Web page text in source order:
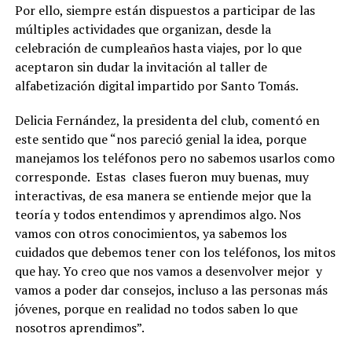
Por ello, siempre están dispuestos a participar de las
múltiples actividades que organizan, desde la
celebración de cumpleaños hasta viajes, por lo que
aceptaron sin dudar la invitación al taller de
alfabetización digital impartido por Santo Tomás.
Delicia Fernández, la presidenta del club, comentó en
este sentido que “nos pareció genial la idea, porque
manejamos los teléfonos pero no sabemos usarlos como
corresponde. Estas clases fueron muy buenas, muy
interactivas, de esa manera se entiende mejor que la
teoría y todos entendimos y aprendimos algo. Nos
vamos con otros conocimientos, ya sabemos los
cuidados que debemos tener con los teléfonos, los mitos
que hay. Yo creo que nos vamos a desenvolver mejor y
vamos a poder dar consejos, incluso a las personas más
jóvenes, porque en realidad no todos saben lo que
nosotros aprendimos”.